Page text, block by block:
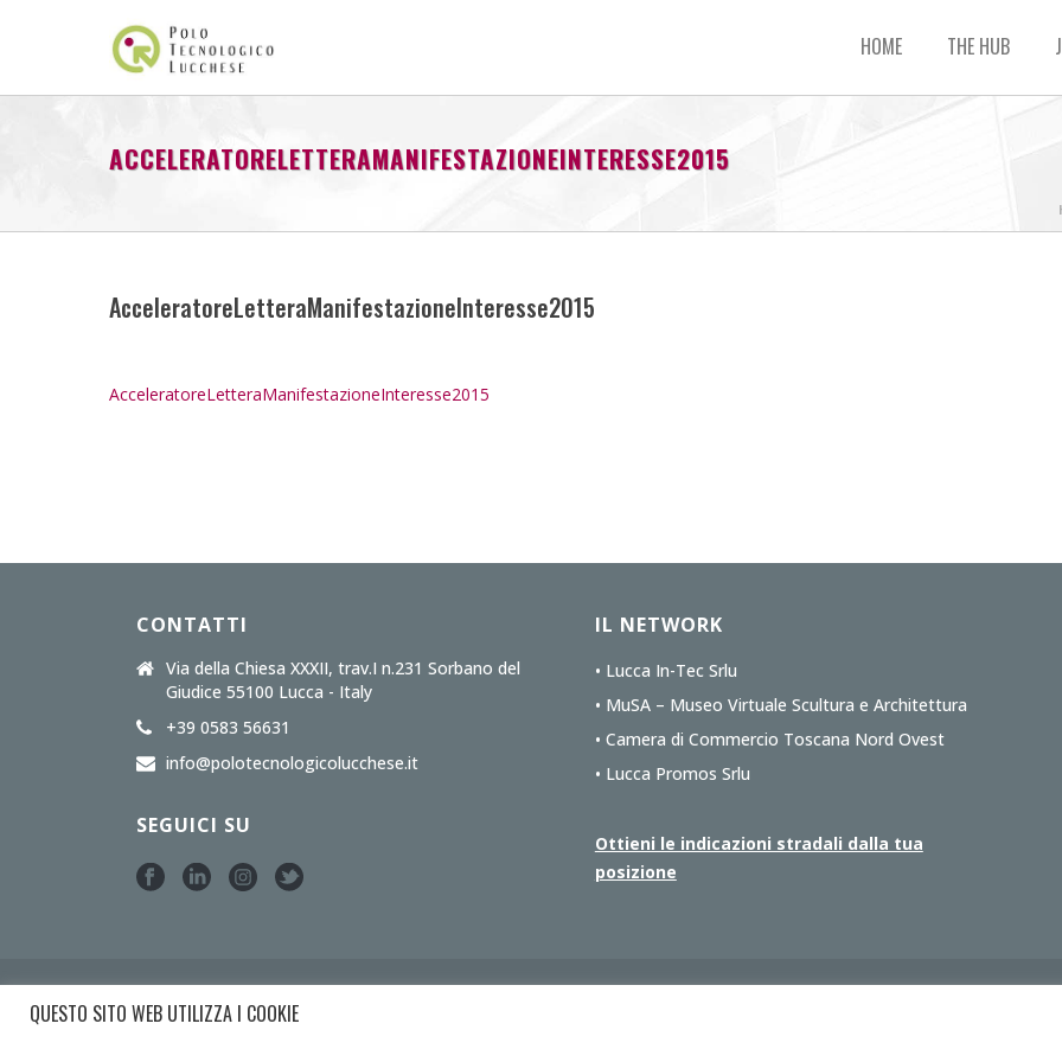
HOME THE HUB
ACCELERATORELETTERAMANIFESTAZIONEINTERESSE2015
AcceleratoreLetteraManifestazioneInteresse2015
AcceleratoreLetteraManifestazioneInteresse2015
CONTATTI
Via della Chiesa XXXII, trav.I n.231 Sorbano del
Giudice 55100 Lucca - Italy
+39 0583 56631
info@polotecnologicolucchese.it
SEGUICI SU
IL NETWORK
• Lucca In-Tec Srlu
• MuSA – Museo Virtuale Scultura e Architettura
• Camera di Commercio Toscana Nord Ovest
• Lucca Promos Srlu
Ottieni le indicazioni stradali dalla tua
posizione
QUESTO SITO WEB UTILIZZA I COOKIE